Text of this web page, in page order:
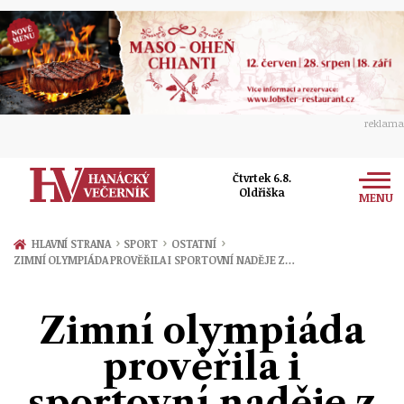
reklama
Čtvrtek 6.8.
Oldřiška
MENU
Zprávy
Prostějov
Politika
Kultura
Společnost
Ženy
Sport
HLAVNÍ STRANA › SPORT › OSTATNÍ ›
ZIMNÍ OLYMPIÁDA PROVĚŘILA I SPORTOVNÍ NADĚJE Z…
Zimní olympiáda
prověřila i